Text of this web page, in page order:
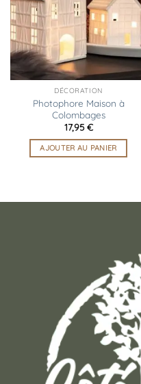
d’envies
DÉCORATION
Photophore Maison à
Colombages
17,95€
AJOUTER AU PANIER